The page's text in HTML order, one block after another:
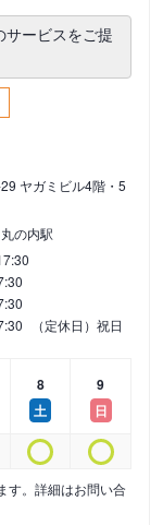
ービスをご提
ヤガミビル4階・5
丸の内駅
（定休日）祝日
8
土
9
日
す。詳細はお問い合